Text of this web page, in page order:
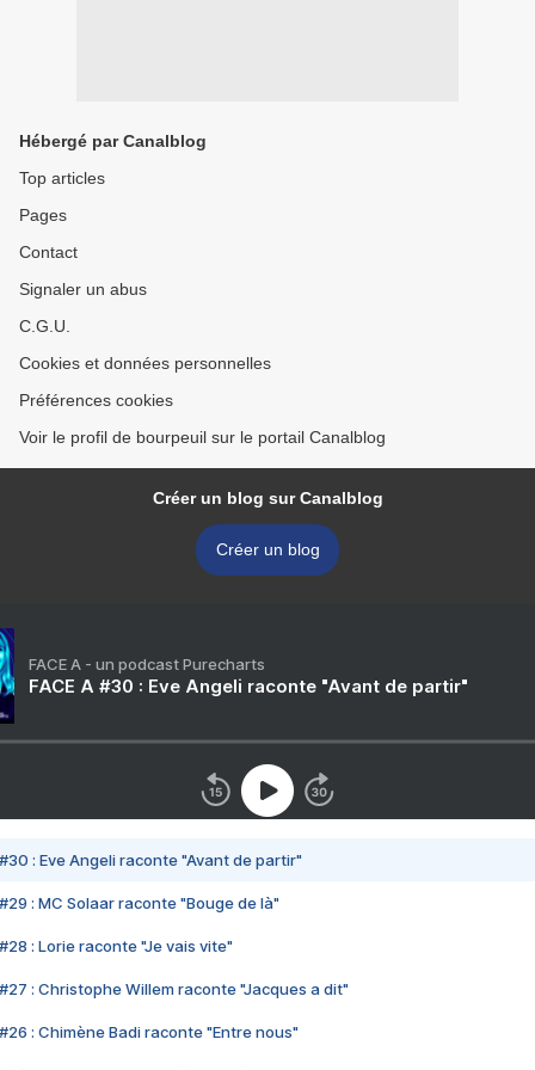
Hébergé par Canalblog
Top articles
Pages
Contact
Signaler un abus
C.G.U.
Cookies et données personnelles
Préférences cookies
Voir le profil de bourpeuil sur le portail Canalblog
Créer un blog sur Canalblog
Créer un blog
FACE A - un podcast Purecharts
FACE A #30 : Eve Angeli raconte "Avant de partir"
#30 : Eve Angeli raconte "Avant de partir"
#29 : MC Solaar raconte "Bouge de là"
#28 : Lorie raconte "Je vais vite"
#27 : Christophe Willem raconte "Jacques a dit"
#26 : Chimène Badi raconte "Entre nous"